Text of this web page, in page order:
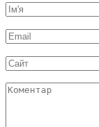
Ім'я
Email
Сайт
Коментар